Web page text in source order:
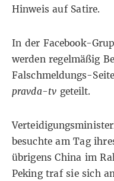
Hinweis auf Satire.
In der Facebook-
werden regelmäßig
Falschmeldungs-
pravda-tvgeteilt.
besuchte am Tag
übrigens China im
Pekingtrafsie sich